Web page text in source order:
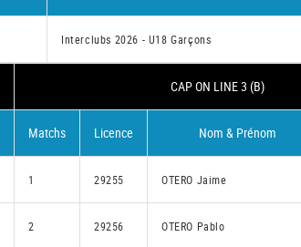
Interclubs 2026 - U18 Garçons
CAP ON LINE 3 (B)
Matchs Licence Nom & Prénom
1 29255 OTERO Jaime
2 29256 OTERO Pablo